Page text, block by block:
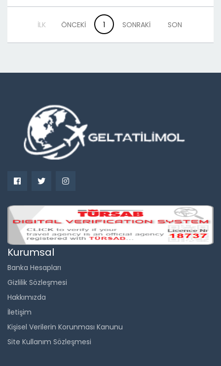
İLK ÖNCEKİ 1 SONRAKİ SON
Kurumsal
Banka Hesapları
Gizlilik Sözleşmesi
Hakkımızda
İletişim
Kişisel Verilerin Korunması Kanunu
Site Kullanım Sözleşmesi